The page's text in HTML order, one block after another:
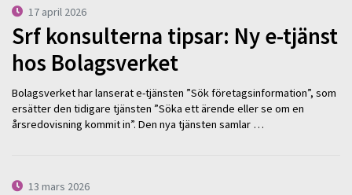
17 april 2026
Srf konsulterna tipsar: Ny e-tjänst
hos Bolagsverket
Bolagsverket har lanserat e-tjänsten ”Sök företagsinformation”, som
ersätter den tidigare tjänsten ”Söka ett ärende eller se om en
årsredovisning kommit in”. Den nya tjänsten samlar …
13 mars 2026